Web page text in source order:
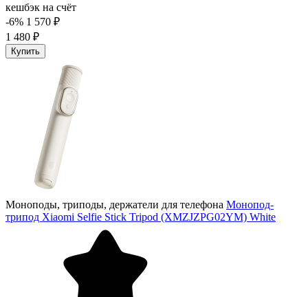
кешбэк на счёт
-6% 1 570 ₽
1 480 ₽
Купить
Моноподы, триподы, держатели для телефона Монопод-
трипод Xiaomi Selfie Stick Tripod (XMZJZPG02YM) White